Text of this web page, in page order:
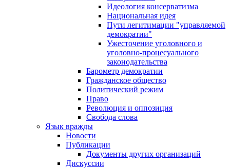
Идеология консерватизма
Национальная идея
Пути легитимации "управляемой
демократии"
Ужесточение уголовного и
уголовно-процесуального
законодательства
Барометр демократии
Гражданское общество
Политический режим
Право
Революция и оппозиция
Свобода слова
Язык вражды
Новости
Публикации
Документы других организаций
Дискуссии